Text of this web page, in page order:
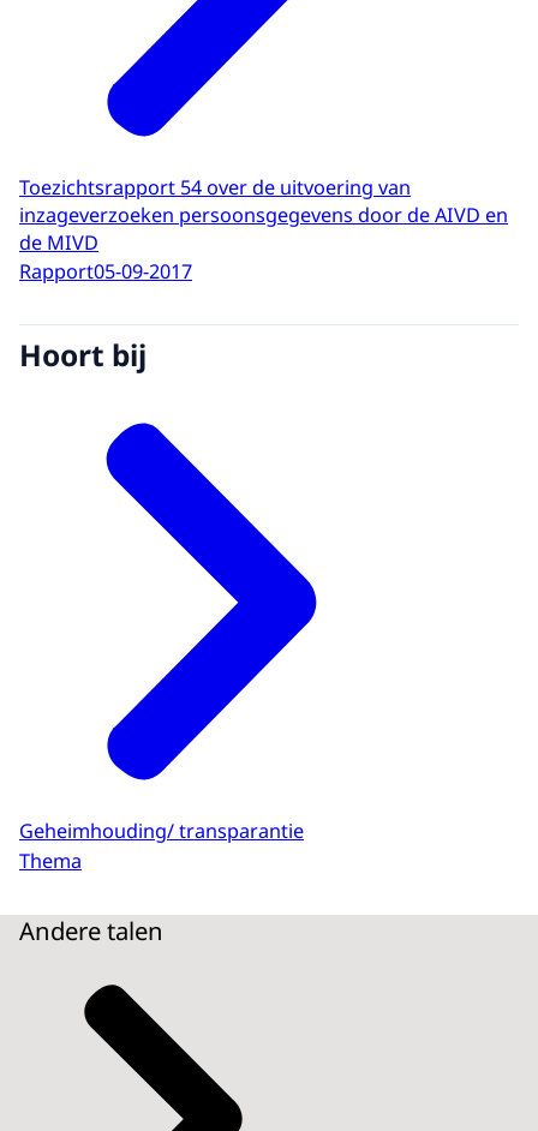
Toezichtsrapport 54 over de uitvoering van
inzageverzoeken persoonsgegevens door de AIVD en
de MIVD
Rapport05-09-2017
Hoort bij
Geheimhouding/ transparantie
Thema
Andere talen